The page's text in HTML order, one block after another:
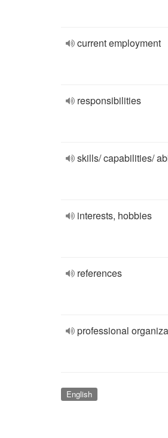
current employment
responsibilities
skills/ capabilities/
interests, hobbies
references
professional
English